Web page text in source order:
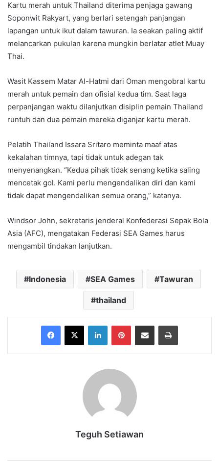
Kartu merah untuk Thailand diterima penjaga gawang
Soponwit Rakyart, yang berlari setengah panjangan
lapangan untuk ikut dalam tawuran. Ia seakan paling aktif
melancarkan pukulan karena mungkin berlatar atlet Muay
Thai.
Wasit Kassem Matar Al-Hatmi dari Oman mengobral kartu
merah untuk pemain dan ofisial kedua tim. Saat laga
perpanjangan waktu dilanjutkan disiplin pemain Thailand
runtuh dan dua pemain mereka diganjar kartu merah.
Pelatih Thailand Issara Sritaro meminta maaf atas
kekalahan timnya, tapi tidak untuk adegan tak
menyenangkan. “Kedua pihak tidak senang ketika saling
mencetak gol. Kami perlu mengendalikan diri dan kami
tidak dapat mengendalikan semua orang,” katanya.
Windsor John, sekretaris jenderal Konfederasi Sepak Bola
Asia (AFC), mengatakan Federasi SEA Games harus
mengambil tindakan lanjutkan.
Indonesia SEA Games Tawuran
thailand
Facebook
X LinkedInPinterestShare via Email Print
Teguh Setiawan